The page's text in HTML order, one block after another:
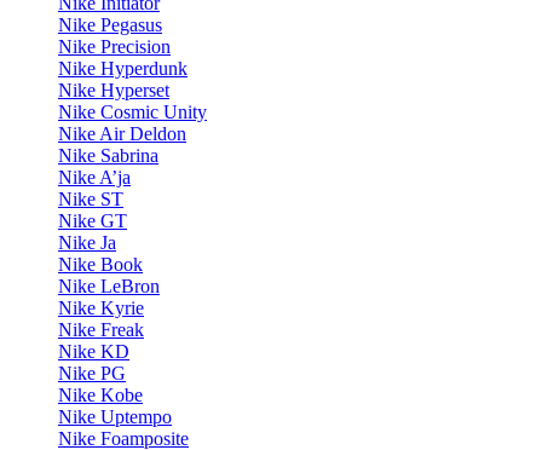
Nike Pegasus
Nike Precision
Nike Hyperdunk
Nike Hyperset
Nike Cosmic Unity
Nike Air Deldon
Nike Sabrina
Nike A’ja
Nike ST
Nike GT
Nike Ja
Nike Book
Nike LeBron
Nike Kyrie
Nike Freak
Nike KD
Nike PG
Nike Kobe
Nike Uptempo
Nike Foamposite